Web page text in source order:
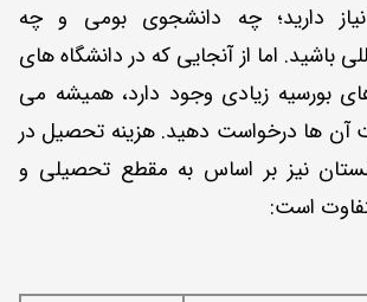
دارید؛ چه دانشجوی بومی و چه
باشید. اما از آنجایی که در دانشگاه های
های بورسیه زیادی وجود دارد، همیشه می
آن ها درخواست دهید. هزینه تحصیل در
نیز بر اساس به مقطع تحصیلی و
است: